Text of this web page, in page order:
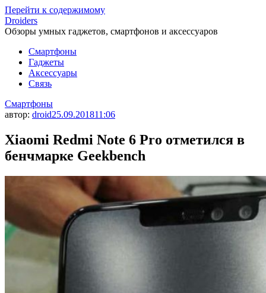
Перейти к содержимому
Droiders
Обзоры умных гаджетов, смартфонов и аксессуаров
Смартфоны
Гаджеты
Аксессуары
Связь
Смартфоны
автор: droid25.09.201811:06
Xiaomi Redmi Note 6 Pro отметился в
бенчмарке Geekbench